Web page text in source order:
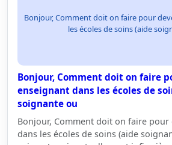
Bonjour, Comment doit on faire pour
les écoles de soins (aide
Bonjour, Comment doit on faire
enseignant dans les écoles de
soignante ou
Bonjour, Comment doit on faire
dans les écoles de soins (aide